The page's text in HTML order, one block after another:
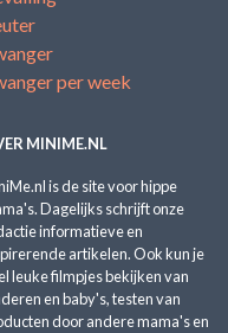
per week
MINIME.NL
is de site voor hippe
Dagelijks schrijft onze
informatieve en
artikelen. Ook kun je
leuke filmpjes bekijken van
en baby's, testen van
door andere mama's en